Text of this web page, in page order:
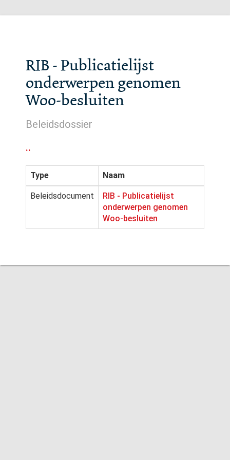
RIB - Publicatielijst
onderwerpen genomen
Woo-besluiten
Beleidsdossier
..
Type Naam
Beleidsdocument
RIB - Publicatielijst
onderwerpen genomen
Woo-besluiten